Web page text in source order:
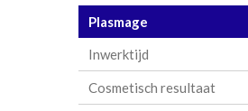
Plasmage
Inwerktijd
Cosmetisch resultaat